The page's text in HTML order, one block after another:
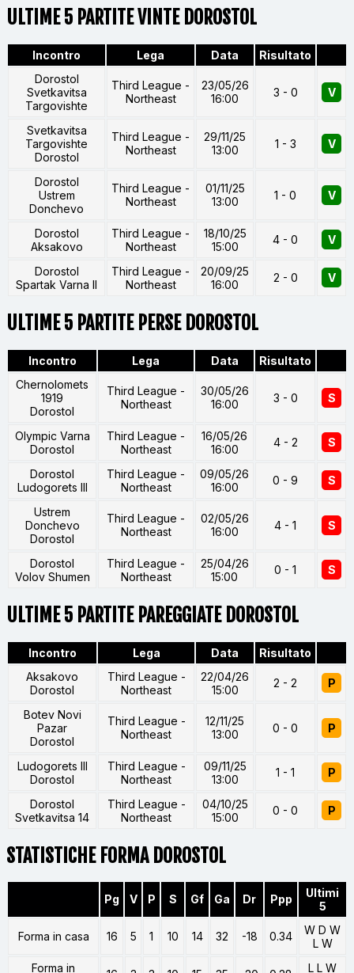
ULTIME 5 PARTITE VINTE DOROSTOL
Incontro Lega Data
Risultato
Dorostol
Svetkavitsa
Targovishte
Third League -
Northeast
23/05/26
16:00
3 - 0 V
Svetkavitsa
Targovishte
Dorostol
Third League -
Northeast
29/11/25
13:00
1 - 3 V
Dorostol
Ustrem
Donchevo
Third League -
Northeast
01/11/25
13:00
1 - 0 V
Dorostol
Aksakovo
Third League -
Northeast
18/10/25
15:00
4 - 0 V
Dorostol
Spartak Varna II
Third League -
Northeast
20/09/25
16:00
2 - 0 V
ULTIME 5 PARTITE PERSE DOROSTOL
Incontro Lega Data
Risultato
Chernolomets
1919
Dorostol
Third League -
Northeast
30/05/26
16:00
3 - 0 S
Olympic Varna
Dorostol
Third League -
Northeast
16/05/26
16:00
4 - 2 S
Dorostol
Ludogorets III
Third League -
Northeast
09/05/26
16:00
0 - 9 S
Ustrem
Donchevo
Dorostol
Third League -
Northeast
02/05/26
16:00
4 - 1 S
Dorostol
Volov Shumen
Third League -
Northeast
25/04/26
15:00
0 - 1 S
ULTIME 5 PARTITE PAREGGIATE DOROSTOL
Incontro Lega Data
Risultato
Aksakovo
Dorostol
Third League -
Northeast
22/04/26
15:00
2 - 2 P
Botev Novi
Pazar
Dorostol
Third League -
Northeast
12/11/25
13:00
0 - 0 P
Ludogorets III
Dorostol
Third League -
Northeast
09/11/25
13:00
1 - 1 P
Dorostol
Svetkavitsa 14
Third League -
Northeast
04/10/25
15:00
0 - 0 P
STATISTICHE FORMA DOROSTOL
Pg V P S Gf Ga Dr Ppp
Ultimi
5
Forma in casa 16 5 1 10 14 32 -18 0.34
W D W
L W
Forma in
L L W